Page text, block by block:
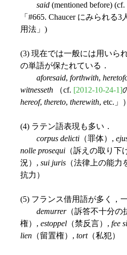
said (mentioned before) (cf.
「#665. Chaucer にみられる
用法」)
(3) 現在では一般には用いら
の単語が保たれている．
aforesaid, forthwith,
witnesseth （cf. [2012-10-24-1]
hereof, thereto, therewith, etc.」）
(4) ラテン語表現も多い．
corpus delicti （罪体）,
nolle prosequi （訴えの取り下
況）, sui juris （法律上の能力
抗力）
(5) フランス借用語が多く，
demurrer（訴答不十分の
権）, estoppel （禁反言）, fee
lien （留置権）, tort（私犯）